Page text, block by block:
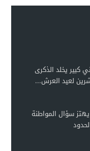
يخلد الذكرى
لعيد العرش...
سؤال المواطنة